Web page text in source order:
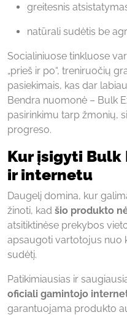
greitesnis
natūrali sudėtis be
Socialiniuose tinkluose
„prieš ir po“, treniruočių
pasiekimais, kas dar
Bendra nuomonė – Bulk
pasirinkimu tarp žmonių,
progreso.
Kur įsigyti Bulk
ir internetu
Daugelį domina, kur
žinoti, kad šio produkto
atsitiktinėse prekybos
apsaugoti vartotojus nuo
sudėtį.
Patikimiausias ir
oficiali gamintojo
garantuojama produkto